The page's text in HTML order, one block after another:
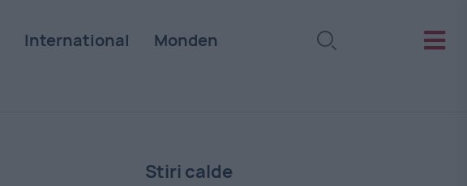
International Monden
Stiri calde